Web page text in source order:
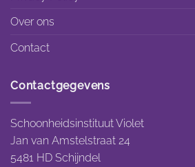
Over ons
Contact
Contactgegevens
Schoonheidsinstituut Violet
Jan van Amstelstraat 24
5481 HD Schijndel